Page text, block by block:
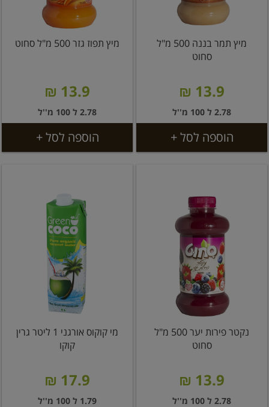
מיץ תמר בננה 500 מ"ל
סחוט
13.9 ₪
2.78 ל 100 מ''ל
הוספה לסל +
מיץ תפוז גזר 500 מ"ל סחוט
13.9 ₪
2.78 ל 100 מ''ל
הוספה לסל +
נקטר פירות יער 500 מ"ל
סחוט
13.9 ₪
2.78 ל 100 מ''ל
מי קוקוס אורגני 1 ליטר גרין
קוקו
17.9 ₪
1.79 ל 100 מ''ל